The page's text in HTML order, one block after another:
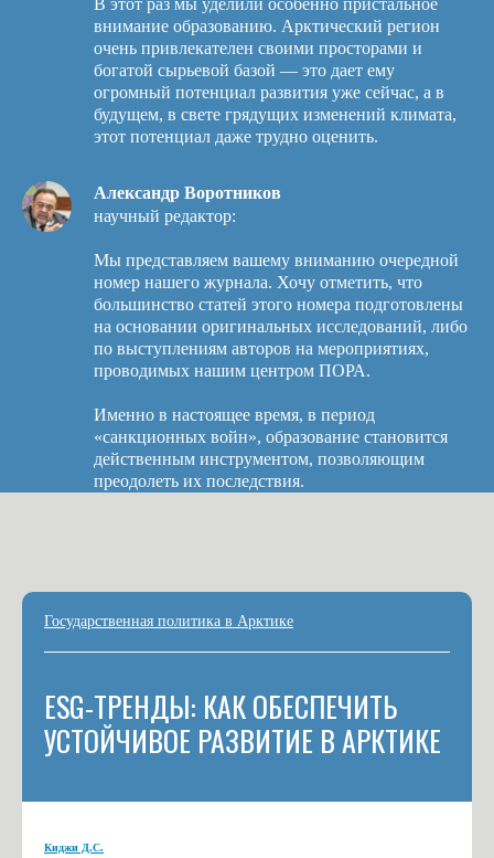
В этот раз мы уделили особенно пристальное
внимание образованию. Арктический регион
очень привлекателен своими просторами и
богатой сырьевой базой — это дает ему
огромный потенциал развития уже сейчас, а в
будущем, в свете грядущих изменений климата,
этот потенциал даже трудно оценить.
Александр Воротников
научный редактор:
Мы представляем вашему вниманию очередной
номер нашего журнала. Хочу отметить, что
большинство статей этого номера подготовлены
на основании оригинальных исследований, либо
по выступлениям авторов на мероприятиях,
проводимых нашим центром ПОРА.
Именно в настоящее время, в период
«санкционных войн», образование становится
действенным инструментом, позволяющим
преодолеть их последствия.
Государственная политика в Арктике
ESG-ТРЕНДЫ: КАК ОБЕСПЕЧИТЬ
УСТОЙЧИВОЕ РАЗВИТИЕ В АРКТИКЕ
Киджи Д.С.